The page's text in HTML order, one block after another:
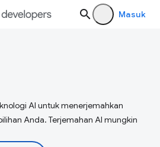
Masuk
AI untuk menerjemahkan
Anda. Terjemahan AI mungkin